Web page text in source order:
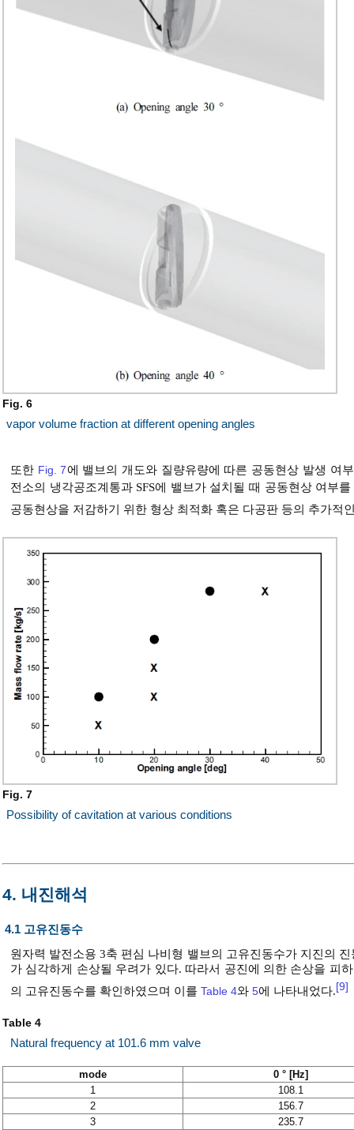
Fig. 6
vapor volume fraction at different opening angles
또한 Fig. 7에 밸브의 개도와 질량유량에 따른 공동현상 발생 여
전소의 냉각공조계통과 SFS에 밸브가 설치될 때 공동현상 여부
공동현상을 저감하기 위한 형상 최적화 혹은 다공판 등의 추가적
Fig. 7
Possibility of cavitation at various conditions
4. 내진해석
4.1 고유진동수
원자력 발전소용 3축 편심 나비형 밸브의 고유진동수가 지진의
가 심각하게 손상될 우려가 있다. 따라서 공진에 의한 손상을 피
의 고유진동수를 확인하였으며 이를 Table 4와 5에 나타내었다.[9]
Table 4
Natural frequency at 101.6 mm valve
mode
0 ° [Hz]
1
108.1
2
156.7
3
235.7